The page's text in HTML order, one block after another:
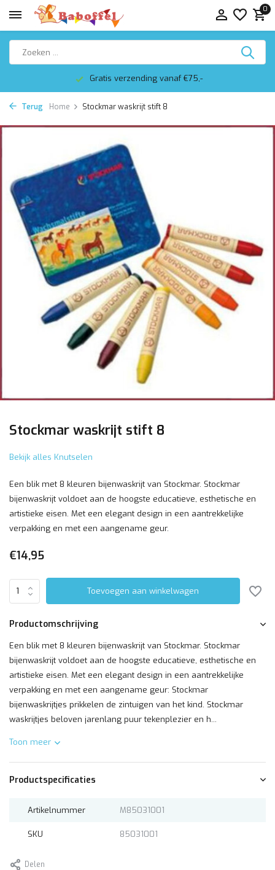
0
Gratis verzending vanaf €75,-
Terug Home Stockmar waskrijt stift 8
Stockmar waskrijt stift 8
Bekijk alles Knutselen
Een blik met 8 kleuren bijenwaskrijt van Stockmar. Stockmar
bijenwaskrijt voldoet aan de hoogste educatieve, esthetische en
artistieke eisen. Met een elegant design in een aantrekkelijke
verpakking en met een aangename geur.
€14,95
Toevoegen aan winkelwagen
Productomschrijving
Een blik met 8 kleuren bijenwaskrijt van Stockmar. Stockmar
bijenwaskrijt voldoet aan de hoogste educatieve, esthetische en
artistieke eisen. Met een elegant design in een aantrekkelijke
verpakking en met een aangename geur: Stockmar
bijenwaskrijtjes prikkelen de zintuigen van het kind. Stockmar
waskrijtjes beloven jarenlang puur tekenplezier en h...
Toon meer
Productspecificaties
Artikelnummer M85031001
SKU 85031001
Delen